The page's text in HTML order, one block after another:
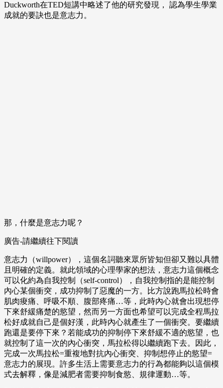
Duckworth在TED短講中略述了他的研究發現， 認為學生學業
成就的要訣也是意志力。
那，什麼是意志力呢？
廣告-請繼續往下閱讀
意志力（willpower），這個名詞聽來眾所皆知但卻又難以具體
且明確的定義。就此領域的心理學家的想法，意志力這個概念
可以化約為自我控制（self-control），自我控制指的是能控制
內心某個衝突，成功抑制了惡魔的一方。比方說跑馬拉松時會
肌肉痠痛、呼吸不順、腹部疼痛…等，此時內心就會出現想停
下來舒緩痛楚的慾望，然而另一方面也希望可以完成全程馬拉
松好成就自己是個好漢，此時內心就產生了一個衝突。要繼續
跑還是要停下來？若能成功的抑制停下來舒緩不適的慾望，也
就控制了這一次的內心衝突，馬拉松得以繼續跑下去。因此，
完成一次馬拉松=重複地對抗內心衝突、抑制想停止的慾望=
意志力的展現。許多生活上需要意志力的行為都能夠以這個模
式去解釋，像是減肥者需要抑制食慾、規律運動…等。